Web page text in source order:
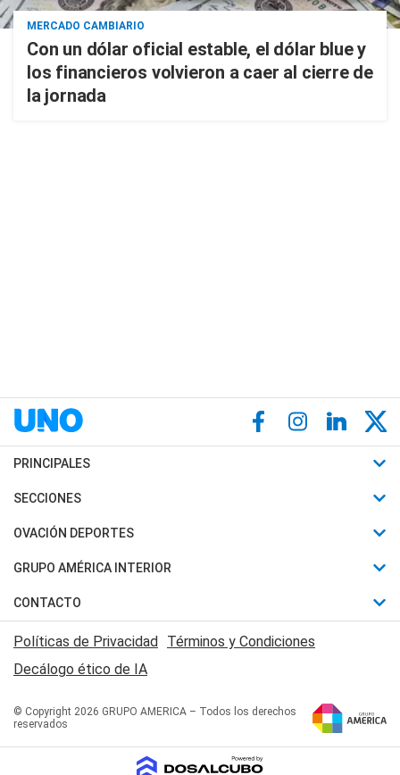
MERCADO CAMBIARIO
Con un dólar oficial estable, el dólar blue y
los financieros volvieron a caer al cierre de
la jornada
PRINCIPALES
Últimas Noticias
Política
Judiciales
Economia
SECCIONES
Horóscopo
Motores
Trucos caseros
Series y Películas
Edictos y Solicitadas
OVACIÓN DEPORTES
Fútbol
Mundial
Automovilismo
Rugby
Básquet
GRUPO AMÉRICA INTERIOR
Canal 7 en Vivo
San Juan 8
CONTACTO
Acerca de Nosotros
Contactanos
Políticas de Privacidad Términos y Condiciones
Decálogo ético de IA
© Copyright 2026 GRUPO AMERICA – Todos los derechos
reservados